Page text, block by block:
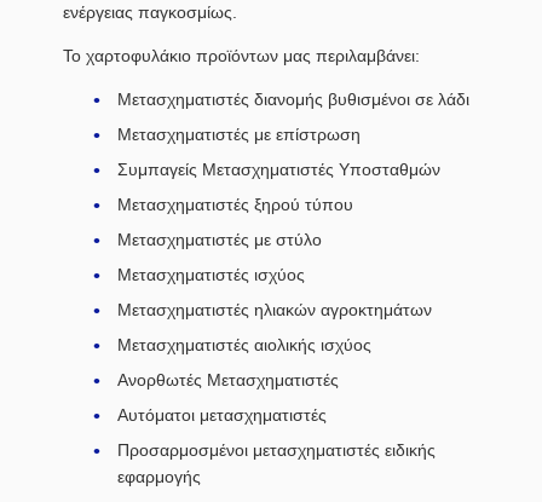
ενέργειας παγκοσμίως.
Το χαρτοφυλάκιο προϊόντων μας περιλαμβάνει:
Μετασχηματιστές διανομής βυθισμένοι σε λάδι
Μετασχηματιστές με επίστρωση
Συμπαγείς Μετασχηματιστές Υποσταθμών
Μετασχηματιστές ξηρού τύπου
Μετασχηματιστές με στύλο
Μετασχηματιστές ισχύος
Μετασχηματιστές ηλιακών αγροκτημάτων
Μετασχηματιστές αιολικής ισχύος
Ανορθωτές Μετασχηματιστές
Αυτόματοι μετασχηματιστές
Προσαρμοσμένοι μετασχηματιστές ειδικής
εφαρμογής